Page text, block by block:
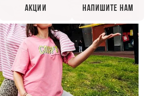
Акции Напишите нам